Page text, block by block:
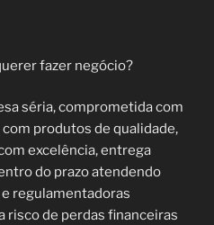
fazer negócio?
séria, comprometida com
produtos de qualidade,
excelência, entrega
do prazo atendendo
regulamentadoras
risco de perdas financeiras